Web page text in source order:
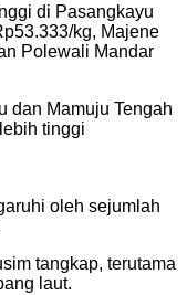
di Pasangkayu
kg, Majene
Polewali Mandar
dan Mamuju Tengah
tinggi
oleh sejumlah
tangkap, terutama
laut.